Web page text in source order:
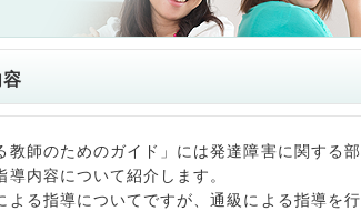
師のためのガイド」には発達障害に関する部
内容について紹介します。
る指導についてですが、通級による指導を行